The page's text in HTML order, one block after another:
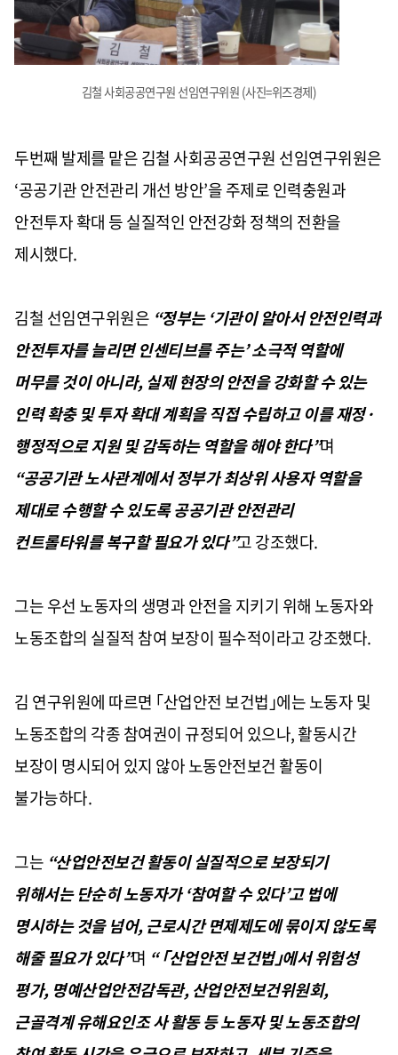
김철 사회공공연구원 선임연구위원 (사진=위즈경제)
두번째 발제를 맡은 김철 사회공공연구원 선임연구위원은
‘공공기관 안전관리 개선 방안’을 주제로 인력충원과
안전투자 확대 등 실질적인 안전강화 정책의 전환을
제시했다.
김철 선임연구위원은 “정부는 ‘기관이 알아서 안전인력과
안전투자를 늘리면 인센티브를 주는’ 소극적 역할에
머무를 것이 아니라, 실제 현장의 안전을 강화할 수 있는
인력 확충 및 투자 확대 계획을 직접 수립하고 이를 재정·
행정적으로 지원 및 감독하는 역할을 해야 한다”며
“공공기관 노사관계에서 정부가 최상위 사용자 역할을
제대로 수행할 수 있도록 공공기관 안전관리
컨트롤타워를 복구할 필요가 있다”고 강조했다.
그는 우선 노동자의 생명과 안전을 지키기 위해 노동자와
노동조합의 실질적 참여 보장이 필수적이라고 강조했다.
김 연구위원에 따르면 ｢산업안전 보건법｣에는 노동자 및
노동조합의 각종 참여권이 규정되어 있으나, 활동시간
보장이 명시되어 있지 않아 노동안전보건 활동이
불가능하다.
그는 “산업안전보건 활동이 실질적으로 보장되기
위해서는 단순히 노동자가 ‘참여할 수 있다’고 법에
명시하는 것을 넘어, 근로시간 면제제도에 묶이지 않도록
해줄 필요가 있다”며 “ ｢산업안전 보건법｣에서 위험성
평가, 명예산업안전감독관, 산업안전보건위원회,
근골격계 유해요인조 사 활동 등 노동자 및 노동조합의